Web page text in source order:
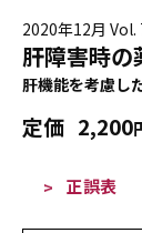
2020年12月 Vol.
肝障害時の
肝機能を考慮し
定価 2,200
正誤表